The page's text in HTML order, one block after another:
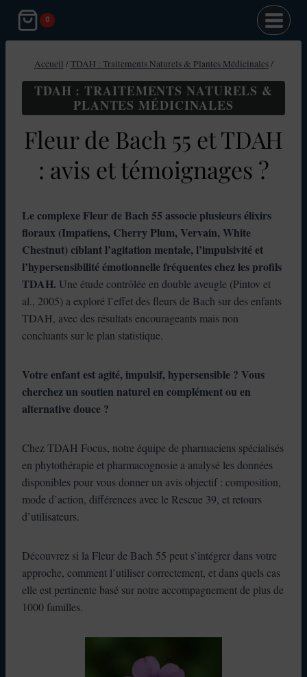
Aller
contenu
0
Accueil /TDAH : Traitements Naturels & Plantes Médicinales/
TDAH : TRAITEMENTS NATURELS &
PLANTES MÉDICINALES
Fleur de Bach 55 et TDAH
: avis et témoignages ?
Le complexe Fleur de Bach 55 associe plusieurs élixirs
floraux (Impatiens, Cherry Plum, Vervain, White
Chestnut) ciblant l’agitation mentale, l’impulsivité et
l’hypersensibilité émotionnelle fréquentes chez les profils
TDAH. Une étude contrôlée en double aveugle (Pintov et
al., 2005) a exploré l’effet des fleurs de Bach sur des enfants
TDAH, avec des résultats encourageants mais non
concluants sur le plan statistique.
Votre enfant est agité, impulsif, hypersensible ? Vous
cherchez un soutien naturel en complément ou en
alternative douce ?
Chez TDAH Focus, notre équipe de pharmaciens spécialisés
en phytothérapie et pharmacognosie a analysé les données
disponibles pour vous donner un avis objectif : composition,
mode d’action, différences avec le Rescue 39, et retours
d’utilisateurs.
Découvrez si la Fleur de Bach 55 peut s’intégrer dans votre
approche, comment l’utiliser correctement, et dans quels cas
elle est pertinente basé sur notre accompagnement de plus de
1000 familles.